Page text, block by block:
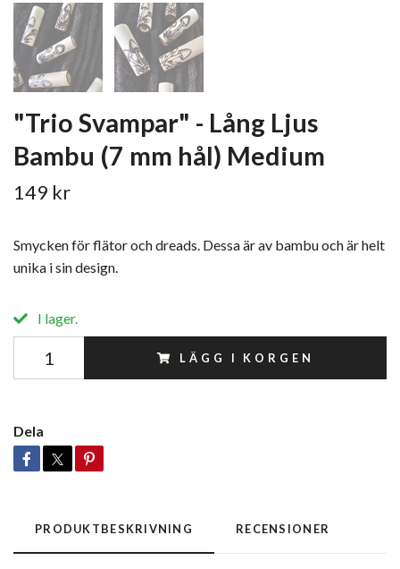
"Trio Svampar" - Lång Ljus
Bambu (7 mm hål) Medium
149 kr
Smycken för flätor och dreads. Dessa är av bambu och är helt
unika i sin design.
I lager.
LÄGG I KORGEN
Dela
PRODUKTBESKRIVNING RECENSIONER